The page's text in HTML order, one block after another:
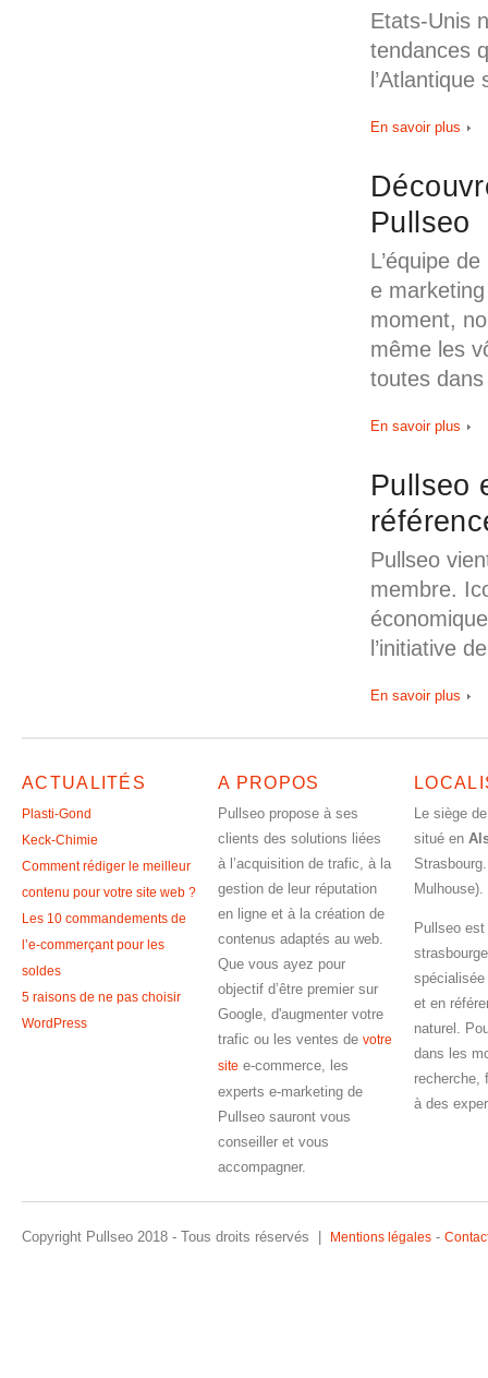
Etats-Unis
tendances
En savoir plus
Pullseo
L’équipe
e
moment,
même les
toutes
En savoir plus
Pullseo
Pullseo
membre.
l’initiative
En savoir plus
ACTUALITÉS
Plasti-Gond
Keck-Chimie
Comment rédiger le meilleur
contenu pour votre site web ?
Les 10 commandements de
l’e-commerçant pour les
soldes
5 raisons de ne pas choisir
WordPress
A PROPOS
Pullseo propose à ses
clients des solutions liées
à l’acquisition de trafic, à la
gestion de leur réputation
en ligne et à la création de
contenus adaptés au web.
Que vous ayez pour
objectif d’être premier sur
Google, d'augmenter votre
trafic ou les ventes de votre
site e-commerce, les
experts e-marketing de
Pullseo sauront vous
conseiller et vous
accompagner.
Le siège
situé en
Mulhouse).
Pullseo
et en
naturel.
dans les
recherche,
à des
Copyright Pullseo 2018 - Tous droits réservés | Mentions légales -